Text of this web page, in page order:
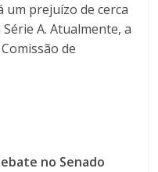
um prejuízo de cerca
SérieA. Atualmente, a
de
no Senado